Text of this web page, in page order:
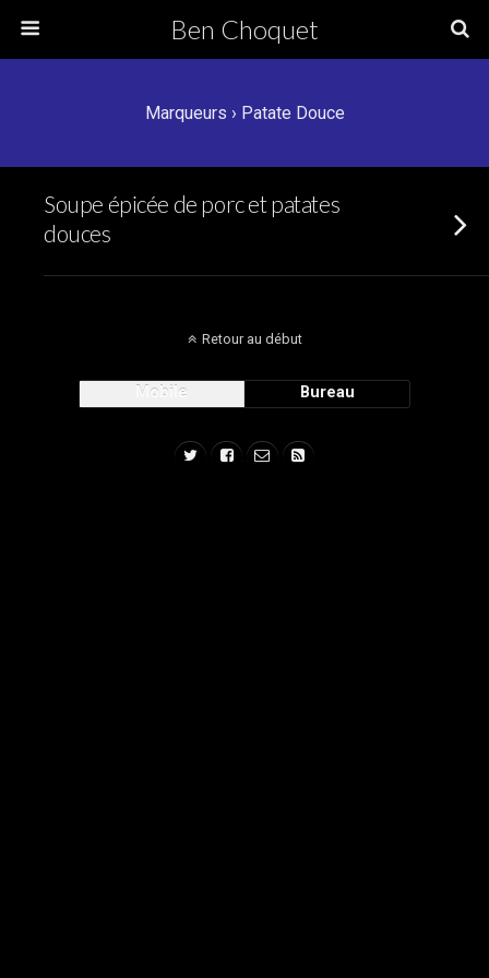
Ben Choquet
Marqueurs › Patate Douce
Soupe épicée de porc et patates
douces
Retour au début
Mobile Bureau